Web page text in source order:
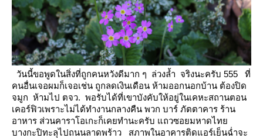
วันนี้ขอพูดในสิ่งที่ถูกคนหวังดีมาก ๆ ล่วงล้ำ จริงนะครับ 555 ที่
คนอื่นเจอผมก็เจอเช่น ถูกลดเงินเดือน ห้ามออกนอกบ้าน ต้องปิด
จมูก ห้ามไป ตจว. พอรับได้ที่เขาบังคับให้อยู่ในเคหะสถานตอน
เคอร์ฟิวเพราะไม่ได้ทำงานกลางคืน พวก บาร์ ภัตตาคาร ร้าน
อาหาร ส่วนคาราโอเกะก็เคยทำนะครับ ถวซอยมหาดไท
บางกะปิทะลุไปถนนลาดพร้าว
สภาพในอาคารติดแอร์เย็นฉ่ำจะ